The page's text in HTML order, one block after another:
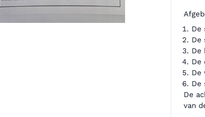
De
De
De
De
De
De
De
van